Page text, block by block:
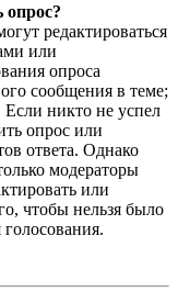
опрос?
редактироваться
или
опроса
сообщения в теме;
Если никто не успел
опрос или
ответа. Однако
модераторы
или
чтобы нельзя было